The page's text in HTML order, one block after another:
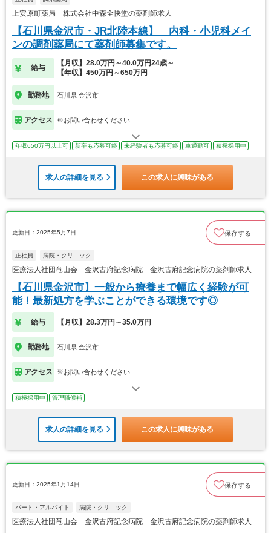
上安原町薬局 株式会社中森全快堂の薬剤師求人
【石川県金沢市・JR北陸本線】 内科・小児科メイ
ンの調剤薬局にて薬剤師募集です。
給与
【月収】28.0万円～40.0万円24歳～
【年収】450万円～650万円
勤務地 石川県 金沢市
アクセス ※お問い合わせください
年収650万円以上可 新卒も応募可能 未経験者も応募可能 車通勤可 積極採用中
求人の詳細を見る この求人に興味がある
更新日：2025年5月7日 保存する
正社員 病院・クリニック
医療法人社団竜山会 金沢古府記念病院 金沢古府記念病院の薬剤師求人
【石川県金沢市】一般から療養まで幅広く経験が可
能！最新処方を学ぶことができる環境です◎
給与 【月収】28.3万円～35.0万円
勤務地 石川県 金沢市
アクセス ※お問い合わせください
積極採用中 管理職候補
求人の詳細を見る この求人に興味がある
更新日：2025年1月14日 保存する
パート・アルバイト 病院・クリニック
医療法人社団竜山会 金沢古府記念病院 金沢古府記念病院の薬剤師求人